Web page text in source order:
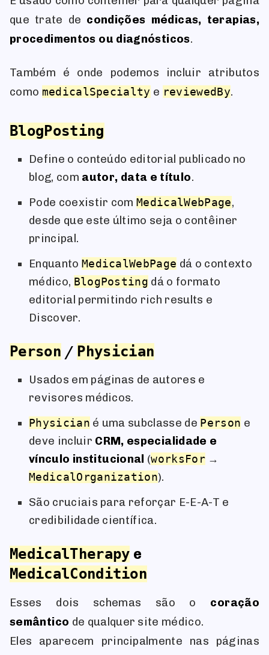
que trate de condições médicas, terapias,
procedimentos ou diagnósticos.
Também é onde podemos incluir atributos
como medicalSpecialty e reviewedBy.
BlogPosting
Define o conteúdo editorial publicado no
blog, com autor, data e título.
Pode coexistir comMedicalWebPage,
desde que este último seja o contêiner
principal.
Enquanto MedicalWebPage dá o contexto
médico, BlogPosting dá o formato
editorial permitindo rich results e
Discover.
Person / Physician
Usados em páginas de autores e
revisores médicos.
Physician é uma subclasse de Person e
deve incluir CRM, especialidade e
vínculo institucional (worksFor→
MedicalOrganization).
São cruciais para reforçar E-E-A-T e
credibilidade científica.
MedicalTherapy e
MedicalCondition
Esses dois schemas são o coração
semântico de qualquer site médico.
Eles aparecem principalmente nas páginas